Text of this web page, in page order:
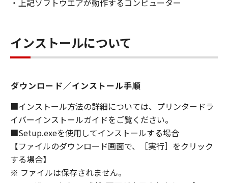
YOUR REQUIREMENTS OR THAT THE
[NO LIABILITY FOR DAMAGES] IN NO EVENT
SHALL EITHER CANON, CANON'S
LICENSORS BE LIABLE FOR ANY DAMAGES
WHATSOEVER (INCLUDING WITHOUT
LIMITATION, LOSS OF BUSINESS PROFITS,
LOSS OF BUSINESS INFORMATION, LOSS OF
BUSINESS INTERRUPTION OR OTHER
COMPENSATORY, INCIDENTAL OR
CONSEQUENTIAL DAMAGES) ARISING OUT OF
THE SOFTWARE, USE THEREOF OR INABILITY
・上記ソフトウエアが動作するコンピューター
インストールについて
ダウンロード／インストール手順
■インストール方法の詳細については、プリンタードラ
イバーインストールガイドをご覧ください。
■Setup.exeを使用してインストールする場合
【ファイルのダウンロード画面で、［実行］をクリック
する場合】
※ ファイルは保存されません。